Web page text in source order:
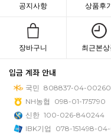
공지사항 상품후
장바구니 최근본상
입금 계좌 안내
국민 808837-04-
NH농협
098-01-175790
신한 100-026-840244
IBK기업
078-151498-